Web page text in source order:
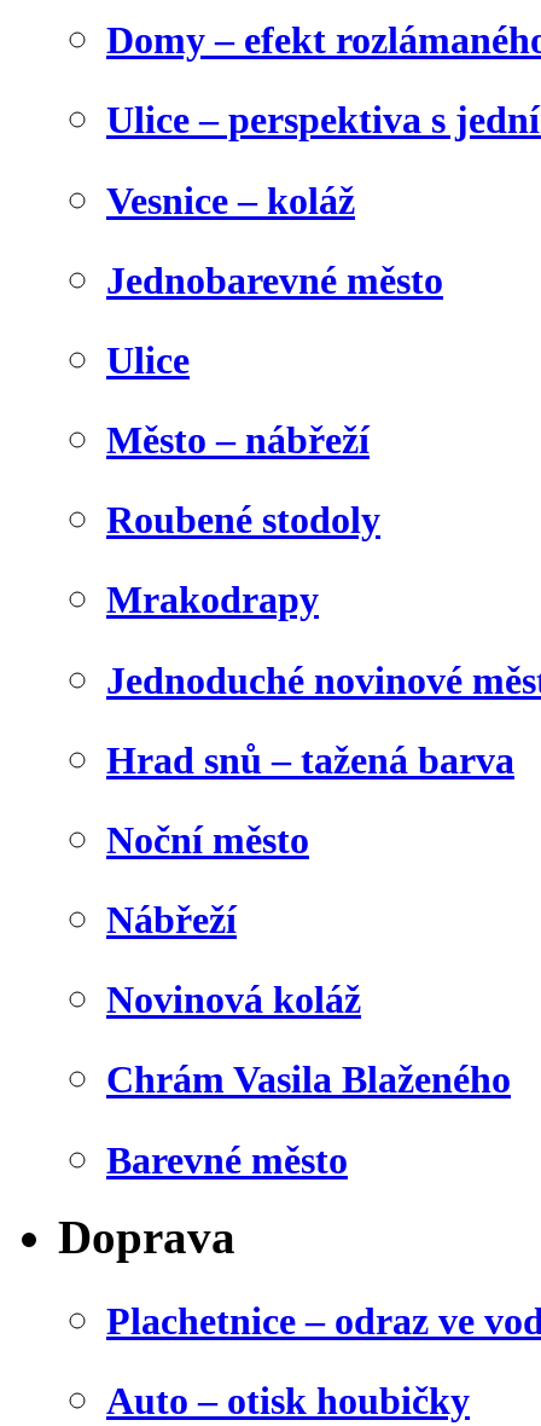
Domy – efekt
Ulice – perspektiva s
Vesnice – koláž
Jednobarevné město
Ulice
Město – nábřeží
Roubené stodoly
Mrakodrapy
Jednoduché novinové
Hrad snů – tažená barva
Noční město
Nábřeží
Novinová koláž
Chrám Vasila Blaženého
Barevné město
Doprava
Plachetnice – odraz ve
Auto – otisk houbičky